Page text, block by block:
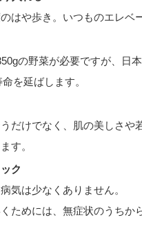
はや歩き。いつものエレベ
の野菜が必要ですが、日
を延ばします。
だけでなく、肌の美しさや
す。
ク
気は少なくありません。
ためには、無症状のうちか